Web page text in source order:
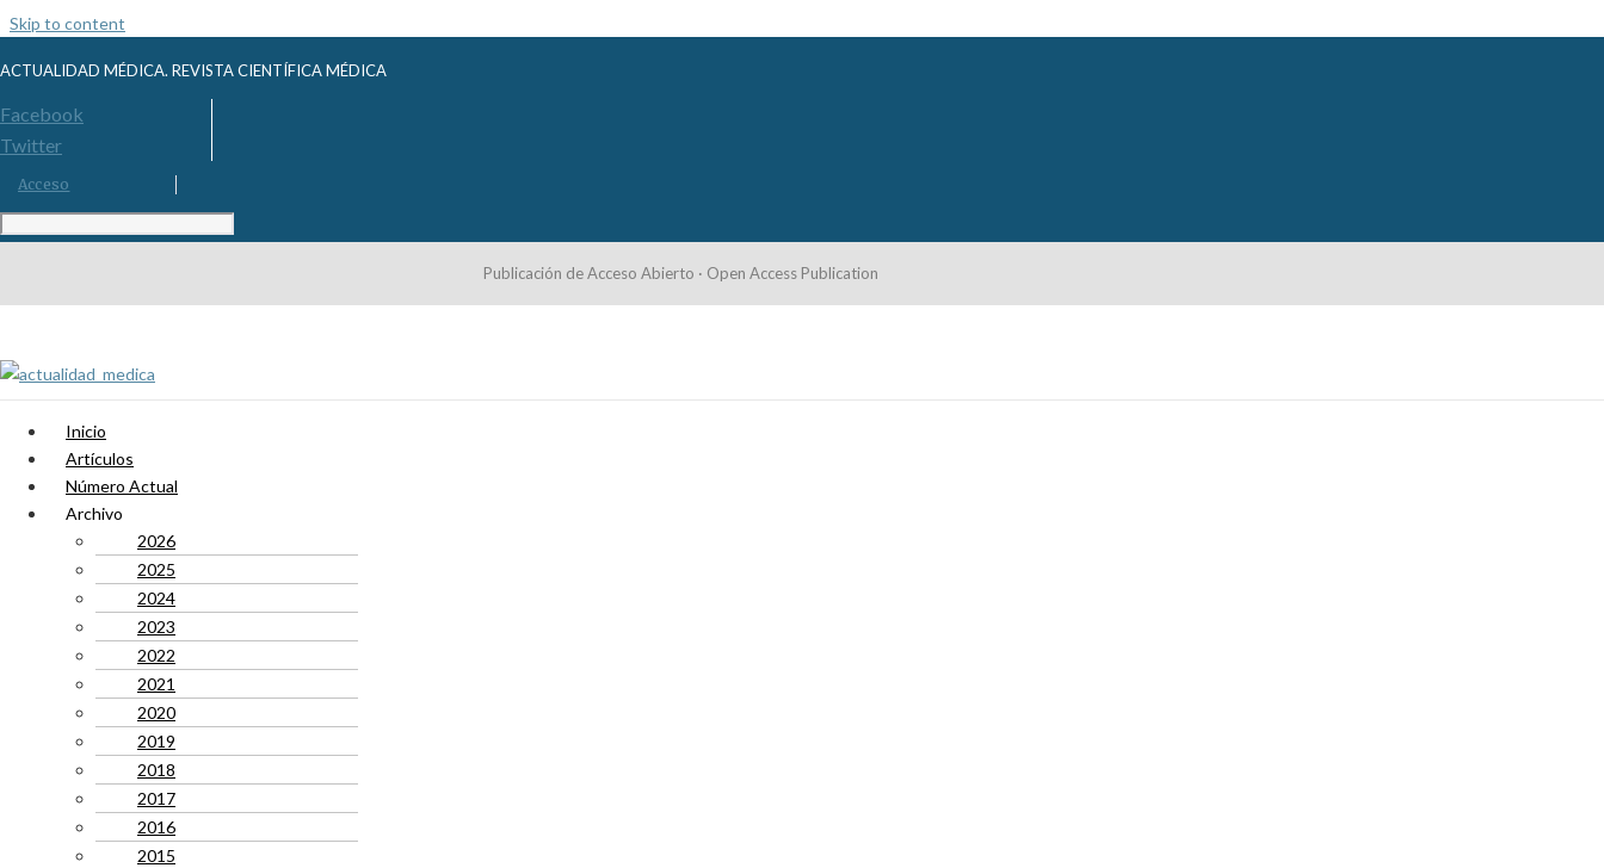
Skip to content
ACTUALIDAD MÉDICA. REVISTA CIENTÍFICA MÉDICA
Facebook
Twitter
Acceso
Publicación de Acceso Abierto · Open Access Publication
Inicio
Artículos
Número Actual
Archivo
2026
2025
2024
2023
2022
2021
2020
2019
2018
2017
2016
2015